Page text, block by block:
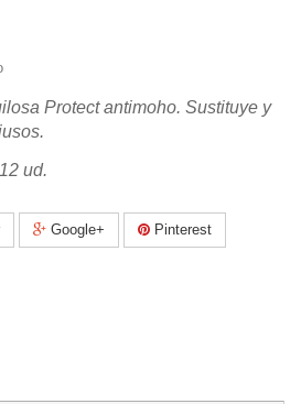
Protect antimoho. Sustituye y
ud.
Google+ Pinterest